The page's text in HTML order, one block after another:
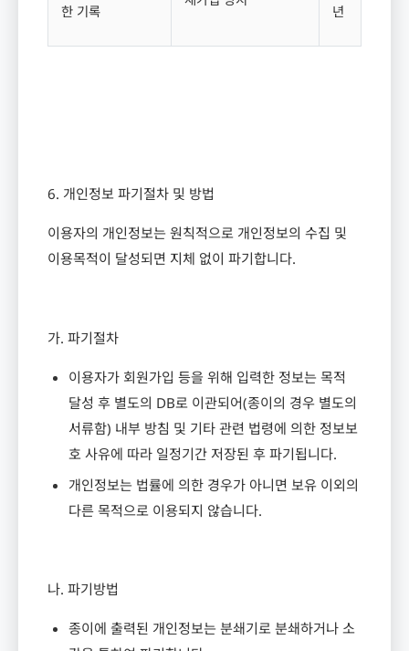
한 기록
년
6. 개인정보 파기절차 및 방법
이용자의 개인정보는 원칙적으로 개인정보의 수집 및
이용목적이 달성되면 지체 없이 파기합니다.
가. 파기절차
이용자가 회원가입 등을 위해 입력한 정보는 목적
달성 후 별도의 DB로 이관되어(종이의 경우 별도의
서류함) 내부 방침 및 기타 관련 법령에 의한 정보보
호 사유에 따라 일정기간 저장된 후 파기됩니다.
개인정보는 법률에 의한 경우가 아니면 보유 이외의
다른 목적으로 이용되지 않습니다.
나. 파기방법
종이에 출력된 개인정보는 분쇄기로 분쇄하거나 소